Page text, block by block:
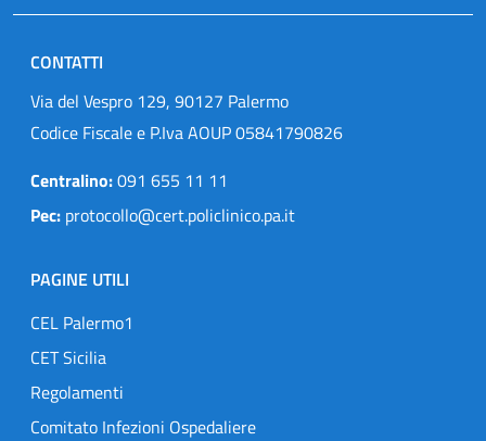
CONTATTI
Via del Vespro 129, 90127 Palermo
Codice Fiscale e P.Iva AOUP 05841790826
Centralino:091 655 11 11
Pec: protocollo@cert.policlinico.pa.it
PAGINE UTILI
CEL Palermo1
CET Sicilia
Regolamenti
Comitato Infezioni Ospedaliere